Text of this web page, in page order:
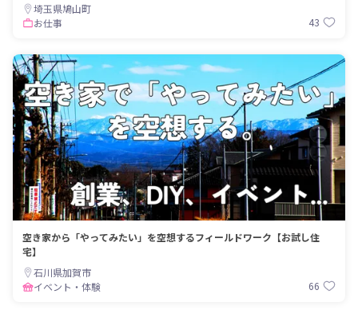
埼玉県鳩山町
お仕事
43
空き家から「やってみたい」を空想するフィールドワーク【お試し住
宅】
石川県加賀市
イベント・体験
66